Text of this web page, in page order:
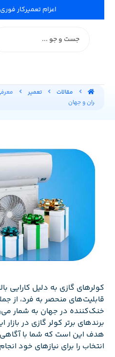
اعزام تعمیرکار فوری ::
مقالات تعمیر
ران و جهان
کولرهای گازی به دلیل کارایی
قابلیت‌های منحصر به فرد، از
خنک‌کننده در جهان به شمار
برندهای برتر کولر گازی در
هدف این است که شما با آگاهی
انتخاب را برای نیازهای خود